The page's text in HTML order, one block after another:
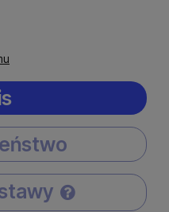
kosztów płatności